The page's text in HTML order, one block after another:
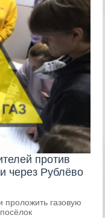
против
через Рублёво
газовую